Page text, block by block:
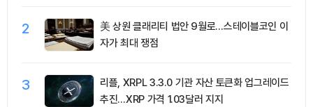
2
美 상원 클래리티 법안 9월로…스테이블코인 이
자가 최대 쟁점
3
리플, XRPL 3.3.0 기관 자산 토큰화 업그레이드
추진…XRP 가격 1.03달러 지지